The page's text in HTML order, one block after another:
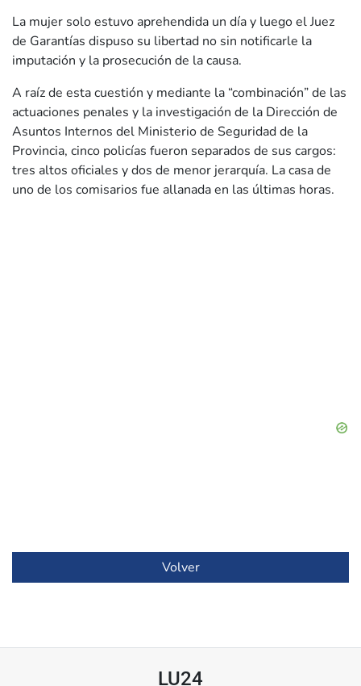
La mujer solo estuvo aprehendida un día y luego el Juez
de Garantías dispuso su libertad no sin notificarle la
imputación y la prosecución de la causa.
A raíz de esta cuestión y mediante la “combinación” de las
actuaciones penales y la investigación de la Dirección de
Asuntos Internos del Ministerio de Seguridad de la
Provincia, cinco policías fueron separados de sus cargos:
tres altos oficiales y dos de menor jerarquía. La casa de
uno de los comisarios fue allanada en las últimas horas.
Volver
LU24